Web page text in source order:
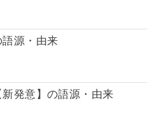
源・由来
新発意】の語源・由来